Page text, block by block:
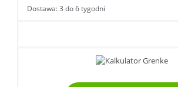
Dostawa: 3 do 6 tygodni